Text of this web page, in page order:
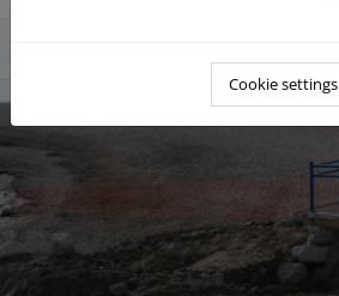
Cookie settings